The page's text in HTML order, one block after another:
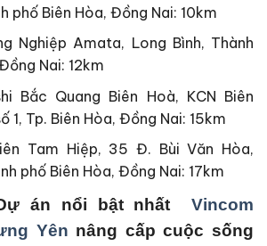
phố Biên Hòa, Đồng Nai: 10km
Nghiệp Amata, Long Bình, Thành
Nai: 12km
Bắc Quang Biên Hoà, KCN Biên
1, Tp. Biên Hòa, Đồng Nai: 15km
Tam Hiệp, 35 Đ. Bùi Văn Hòa,
phố Biên Hòa, Đồng Nai: 17km
án nổi bật nhấtVincom
Yên nâng cấp cuộc sống